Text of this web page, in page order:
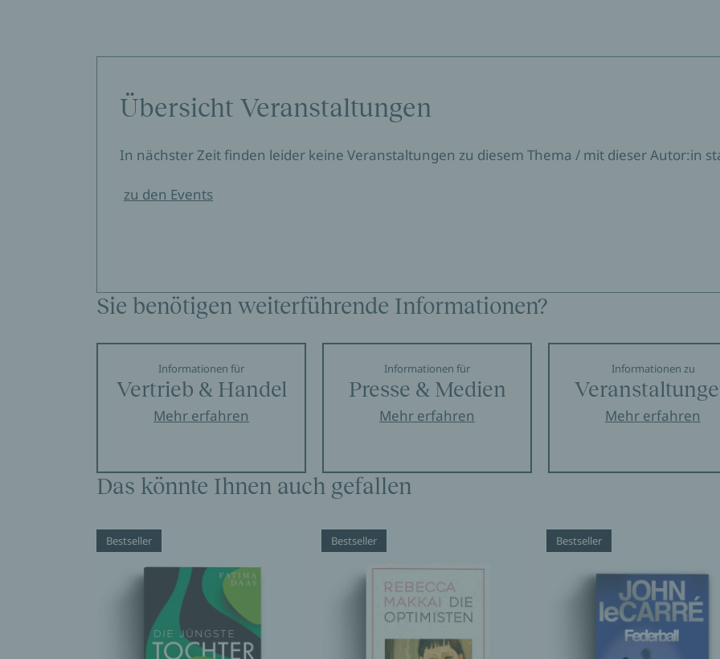
Übersicht Veranstaltungen
In nächster Zeit finden leider keine Veranstaltungen zu diesem Thema / mit dieser Autor:in
zu den Events
Sie benötigen weiterführende Informationen?
Informationen für
Vertrieb & Handel
Mehr erfahren
Informationen für
Presse & Medien
Mehr erfahren
Informationen zu
Mehr erfahren
Das könnte Ihnen auch gefallen
Bestseller Bestseller Bestseller